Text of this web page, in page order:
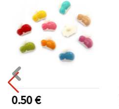
0.50 €